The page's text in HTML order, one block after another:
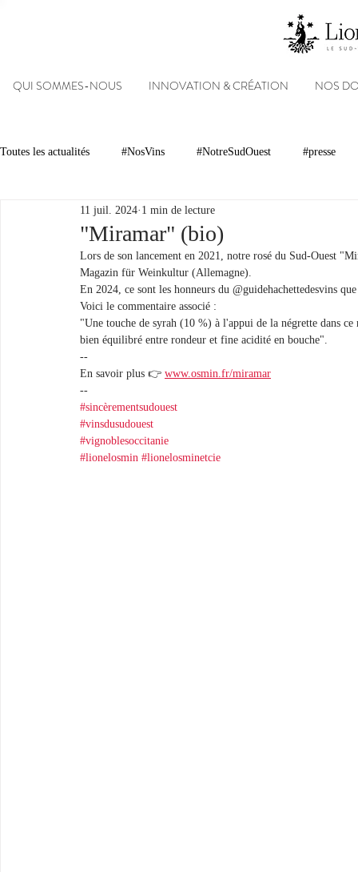
QUI SOMMES-NOUS INNOVATION & CRÉATION NOS
Toutes les actualités #NosVins #NotreSudOuest #presse
Chambre d’Amour Vins Armagnacs
Dégustations Evénements Réseaux sociaux
#NosDomaines
"Miramar" (bio)
11 juil. 2024 1 min de lecture
Lors de son lancement en 2021, notre rosé du Sud-Ouest
Magazin für Weinkultur (Allemagne).
En 2024, ce sont les honneurs du @guidehachettedesvins
Voici le commentaire associé :
"Une touche de syrah (10 %) à l'appui de la négrette dans
bien équilibré entre rondeur et fine acidité en bouche".
--
En savoir plus 👉 www.osmin.fr/miramar
--
#sincèrementsudouest
#vinsdusudouest
#vignoblesoccitanie
#lionelosmin #lionelosminetcie